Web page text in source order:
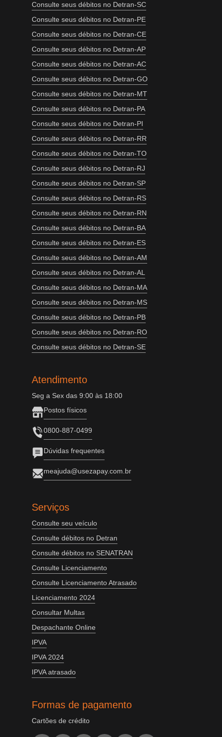
Consulte seus débitos no Detran-SC
Consulte seus débitos no Detran-PE
Consulte seus débitos no Detran-CE
Consulte seus débitos no Detran-AP
Consulte seus débitos no Detran-AC
Consulte seus débitos no Detran-GO
Consulte seus débitos no Detran-MT
Consulte seus débitos no Detran-PA
Consulte seus débitos no Detran-PI
Consulte seus débitos no Detran-RR
Consulte seus débitos no Detran-TO
Consulte seus débitos no Detran-RJ
Consulte seus débitos no Detran-SP
Consulte seus débitos no Detran-RS
Consulte seus débitos no Detran-RN
Consulte seus débitos no Detran-BA
Consulte seus débitos no Detran-ES
Consulte seus débitos no Detran-AM
Consulte seus débitos no Detran-AL
Consulte seus débitos no Detran-MA
Consulte seus débitos no Detran-MS
Consulte seus débitos no Detran-PB
Consulte seus débitos no Detran-RO
Consulte seus débitos no Detran-SE
Atendimento
Seg a Sex das 9:00 às 18:00
Postos físicos
0800-887-0499
Dúvidas frequentes
meajuda@usezapay.com.br
Serviços
Consulte seu veículo
Consulte débitos no Detran
Consulte débitos no SENATRAN
Consulte Licenciamento
Consulte Licenciamento Atrasado
Licenciamento 2024
Consultar Multas
Despachante Online
IPVA
IPVA 2024
IPVA atrasado
Formas de pagamento
Cartões de crédito